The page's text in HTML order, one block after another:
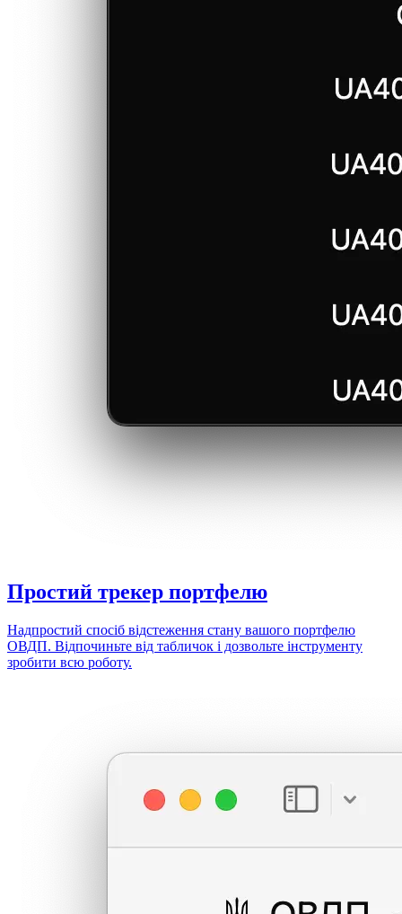
Простий трекер портфелю
Надпростий спосіб відстеження стану вашого портфелю
ОВДП. Відпочиньте від табличок і дозвольте інструменту
зробити всю роботу.